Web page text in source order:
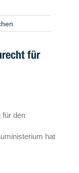
für
für den
hat